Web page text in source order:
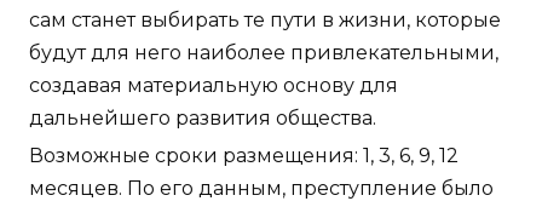
сам станет выбирать те пути в жизни, которые
будут для него наиболее привлекательными,
создавая материальную основу для
дальнейшего развития общества.
Возможные сроки размещения: 1, 3, 6, 9, 12
месяцев. По его данным, преступление было